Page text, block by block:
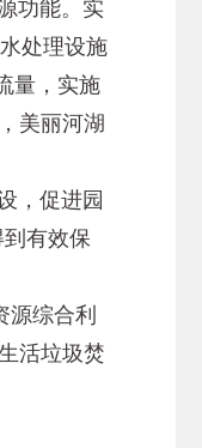
功能。实
处理设施
量，实施
美丽河湖
，促进园
有效保
综合利
活垃圾焚